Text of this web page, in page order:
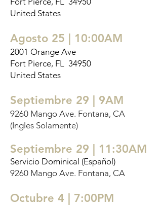
United States
Agosto 25 | 10:00AM
2001 Orange Ave
Fort Pierce, FL 34950
United States
Septiembre 29 | 9AM
9260 Mango Ave. Fontana, CA
(Ingles Solamente)
Septiembre 29 | 11:30AM
Servicio Dominical (Español)
9260 Mango Ave. Fontana, CA
Octubre 4 | 7:00PM